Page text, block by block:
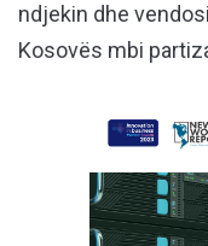
ndjekin dhe
Kosovës mbi